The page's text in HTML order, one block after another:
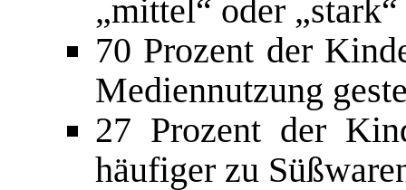
„mittel“ oder „stark“
70 Prozent der
Mediennutzung
27 Prozent der
häufiger zu